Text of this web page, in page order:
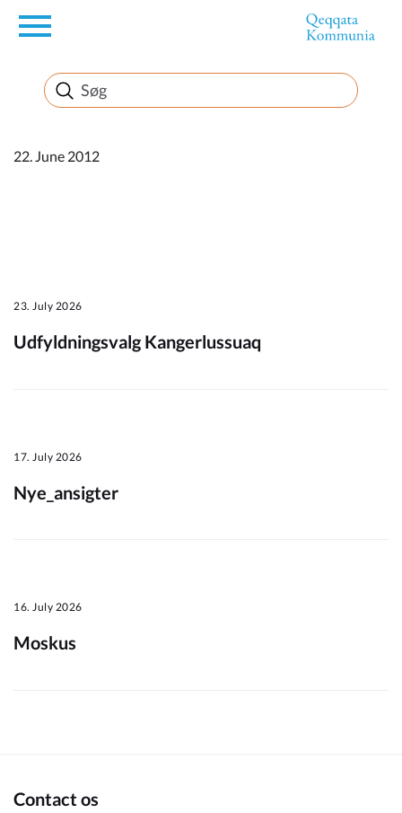
en
Borger
Erhverv
22. June 2012
23. July 2026
Udfyldningsvalg Kangerlussuaq
17. July 2026
Nye_ansigter
16. July 2026
Moskus
Contact os